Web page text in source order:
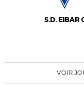
S.D. EIBAR
VOIR